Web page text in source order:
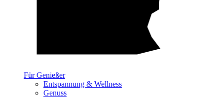
Für Genießer
Entspannung & Wellness
Genuss